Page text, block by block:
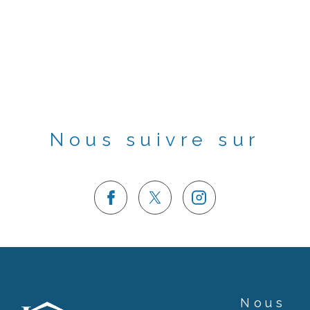
Nous suivre sur
Nous